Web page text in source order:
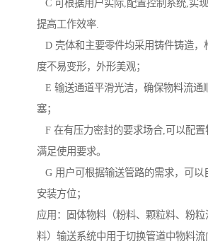
C 可根据用户实际,配置控制系统,实
提高工作效率.
D 壳体和主要零件均采用铸件铸造，
度不易变形，外形美观；
E 输送通道平滑光洁，确保物料流通
塞；
F 在有压力密封的要求场合,可以配置
满足使用要求。
G 用户可根据输送管路的需求，可以
安装方位；
应用：固体物料（粉料、颗粒料、粉
料）输送系统中用于切换管道中物料